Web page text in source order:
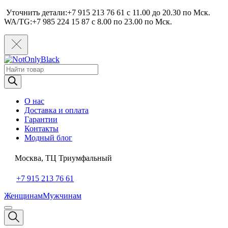
Уточнить детали:+7 915 213 76 61 c 11.00 до 20.30 по Мcк.
WA/TG:+7 985 224 15 87 c 8.00 по 23.00 по Мcк.
Поиск
товаров
О нас
Доставка и оплата
Гарантии
Контакты
Модный блог
Москва, ТЦ Триумфальный
+7 915 213 76 61
ЖенщинамМужчинам